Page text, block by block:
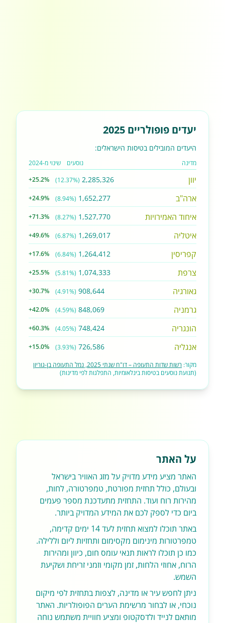
יעדים פופולריים 2025
היעדים המובילים בטיסות הישראלים:
מדינה נוסעים שינוי מ-2024
יוון 2,285,326
(12.37%)
+25.2%
ארה"ב 1,652,277
(8.94%)
+24.9%
איחוד האמירויות 1,527,770
(8.27%)
+71.3%
איטליה 1,269,017
(6.87%)
+49.6%
קפריסין 1,264,412
(6.84%)
+17.6%
צרפת 1,074,333
(5.81%)
+25.5%
גאורגיה 908,644
(4.91%)
+30.7%
גרמניה 848,069
(4.59%)
+42.0%
הונגריה 748,424
(4.05%)
+60.3%
אנגליה 726,586
(3.93%)
+15.0%
מקור: רשות שדות התעופה – דו"ח שנתי 2025, נמל התעופה בן-גוריון
(תנועת נוסעים בטיסות בינלאומיות, התפלגות לפי מדינות)
על האתר
האתר מציע מידע מדויק על מזג האוויר בישראל
ובעולם, כולל תחזית מפורטת, טמפרטורה, לחות,
מהירות רוח ועוד. התחזית מתעדכנת מספר פעמים
ביום כדי לספק לכם את המידע המדויק ביותר.
באתר תוכלו למצוא תחזית לעד 14 ימים קדימה,
טמפרטורות מינימום מקסימום ותחזיות ליום וללילה.
כמו כן תוכלו לראות תנאי עומס חום, כיוון ומהירות
הרוח, אחוזי הלחות, זמן מקומי וזמני זריחת ושקיעת
השמש.
ניתן לחפש עיר או מדינה, לצפות בתחזית לפי מיקום
נוכחי, או לבחור מרשימת הערים הפופולריות. האתר
מותאם לנייד ולדסקטופ ומציע חוויית משתמש נוחה